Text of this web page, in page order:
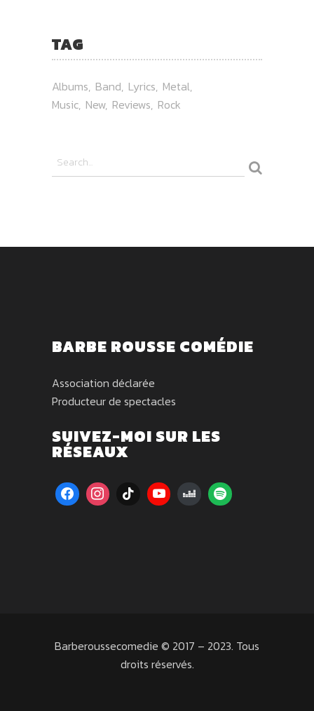
TAG
Albums Band Lyrics Metal
Music New Reviews Rock
BARBE ROUSSE COMÉDIE
Association déclarée
Producteur de spectacles
SUIVEZ-MOI SUR LES
RÉSEAUX
Barberoussecomedie © 2017 – 2023. Tous
droits réservés.